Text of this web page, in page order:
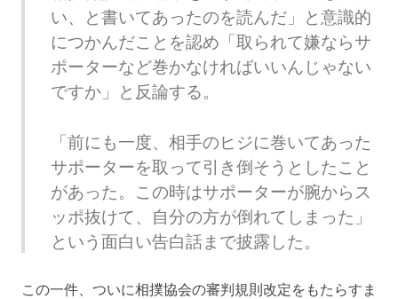
い、と書いてあったのを読んだ」と意識的
につかんだことを認め「取られて嫌ならサ
ポーターなど巻かなければいいんじゃない
ですか」と反論する。
「前にも一度、相手のヒジに巻いてあった
サポーターを取って引き倒そうとしたこと
があった。この時はサポーターが腕からス
ッポ抜けて、自分の方が倒れてしまった」
という面白い告白話まで披露した。
この一件、ついに相撲協会の審判規則改定をもたらすま